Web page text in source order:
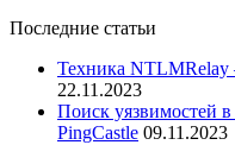
Последние статьи
Техника NTLMRelay
22.11.2023
Поиск уязвимостей
PingCastle 09.11.2023